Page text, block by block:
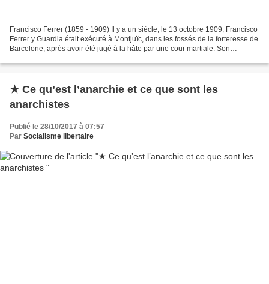
Francisco Ferrer (1859 - 1909) Il y a un siècle, le 13 octobre 1909, Francisco
Ferrer y Guardia était exécuté à Montjuïc, dans les fossés de la forteresse de
Barcelone, après avoir été jugé à la hâte par une cour martiale. Son
★ Ce qu’est l’anarchie et ce que sont les
anarchistes
Publié le 28/10/2017 à 07:57
Par Socialisme libertaire